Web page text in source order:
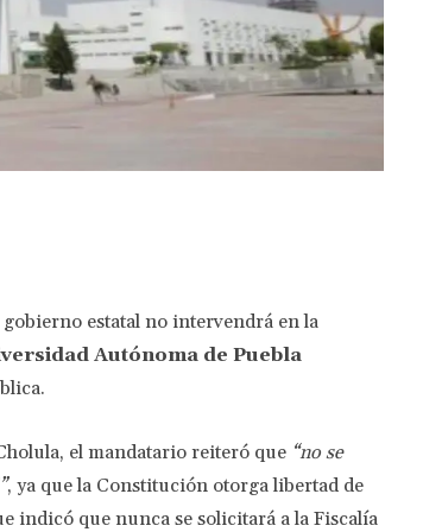
estatal no intervendrá en la
Autónoma de Puebla
el mandatario reiteró que “no se
, ya que la Constitución otorga libertad de
indicó que nunca se solicitará a la Fiscalía